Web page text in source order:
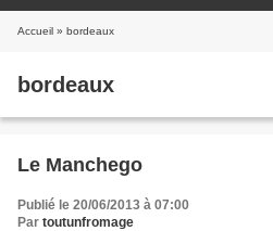
Accueil » bordeaux
bordeaux
Le Manchego
Publié le 20/06/2013 à 07:00
Par toutunfromage